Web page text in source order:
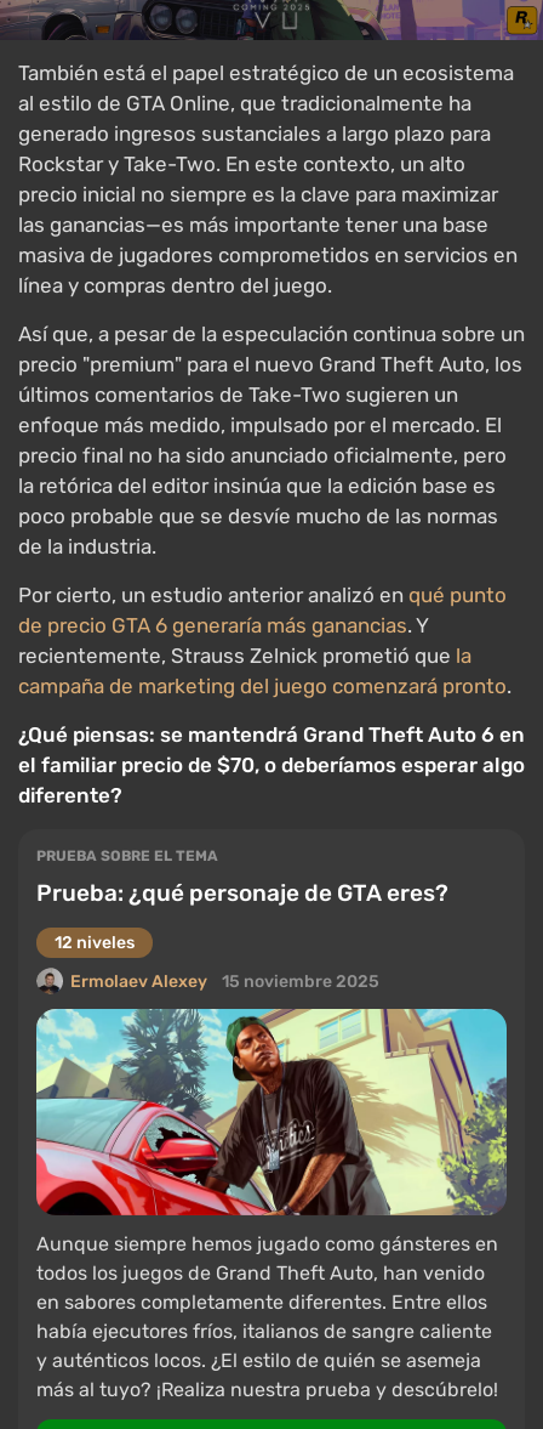
También está el papel estratégico de un ecosistema
al estilo de GTA Online, que tradicionalmente ha
generado ingresos sustanciales a largo plazo para
Rockstar y Take-Two. En este contexto, un alto
precio inicial no siempre es la clave para maximizar
las ganancias—es más importante tener una base
masiva de jugadores comprometidos en servicios en
línea y compras dentro del juego.
Así que, a pesar de la especulación continua sobre un
precio "premium" para el nuevo Grand Theft Auto, los
últimos comentarios de Take-Two sugieren un
enfoque más medido, impulsado por el mercado. El
precio final no ha sido anunciado oficialmente, pero
la retórica del editor insinúa que la edición base es
poco probable que se desvíe mucho de las normas
de la industria.
Por cierto, un estudio anterior analizó en qué punto
de precio GTA 6 generaría más ganancias. Y
recientemente, Strauss Zelnick prometió que la
campaña de marketing del juego comenzará pronto.
¿Qué piensas: se mantendrá Grand Theft Auto 6 en
el familiar precio de $70, o deberíamos esperar algo
diferente?
PRUEBA SOBRE EL TEMA
Prueba: ¿qué personaje de GTA eres?
12 niveles
Ermolaev Alexey
15 noviembre 2025
Aunque siempre hemos jugado como gánsteres en
todos los juegos de Grand Theft Auto, han venido
en sabores completamente diferentes. Entre ellos
había ejecutores fríos, italianos de sangre caliente
y auténticos locos. ¿El estilo de quién se asemeja
más al tuyo? ¡Realiza nuestra prueba y descúbrelo!